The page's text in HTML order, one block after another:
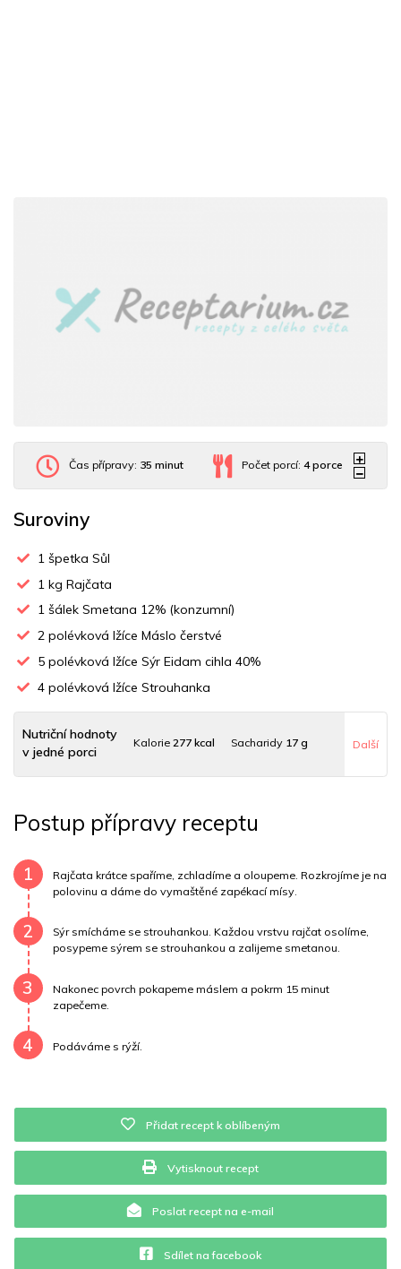
Čas přípravy: 35 minut Počet porcí:4 porce
Suroviny
1 špetka Sůl
1 kg Rajčata
1 šálek Smetana 12% (konzumní)
2 polévková lžíce Máslo čerstvé
5 polévková lžíce Sýr Eidam cihla 40%
4 polévková lžíce Strouhanka
Nutriční hodnoty
v jedné porci
Kalorie 277 kcal Sacharidy 17 g
Uhlovodany15 g Cholesterol47.5 mg
Draslík 601.8 mg Vláknina 6446.4 mg
Vitamín B120 mg Vitamín C31.8 mg
Vitamín E1.4 mg Vápník0 mg Železo74.6 mg
Další
Postup přípravy receptu
1
Rajčata krátce spaříme, zchladíme a oloupeme. Rozkrojíme je na
polovinu a dáme do vymaštěné zapékací mísy.
2
Sýr smícháme se strouhankou. Každou vrstvu rajčat osolíme,
posypeme sýrem se strouhankou a zalijeme smetanou.
3
Nakonec povrch pokapeme máslem a pokrm 15 minut
zapečeme.
4 Podáváme s rýží.
Přidat recept k oblíbeným
Vytisknout recept
Poslat recept na e-mail
Sdílet na facebook